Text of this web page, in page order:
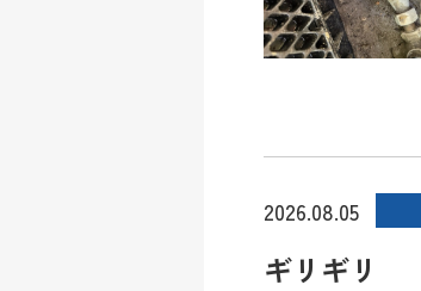
2026.08.05
ギリギリ